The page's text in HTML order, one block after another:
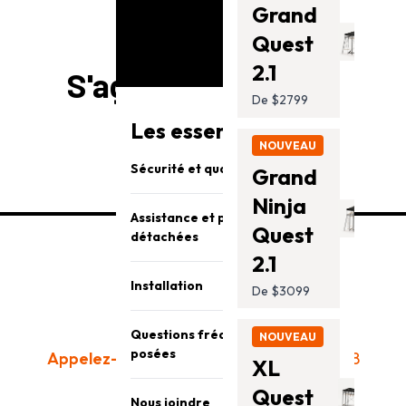
Les essentiels Vuly
Sécurité et qualité
Assistance et pièces
détachées
Installation
Questions fréquemment
posées
Nous joindre
Grand
Quest
2.1
De $2799
NOUVEAU
Grand
Ninja
Quest
2.1
De $3099
NOUVEAU
XL
Quest
S'agence bien avec
Appelez-nous aujourd'hui: (866) 866-8858
Heures du centre d'appels :